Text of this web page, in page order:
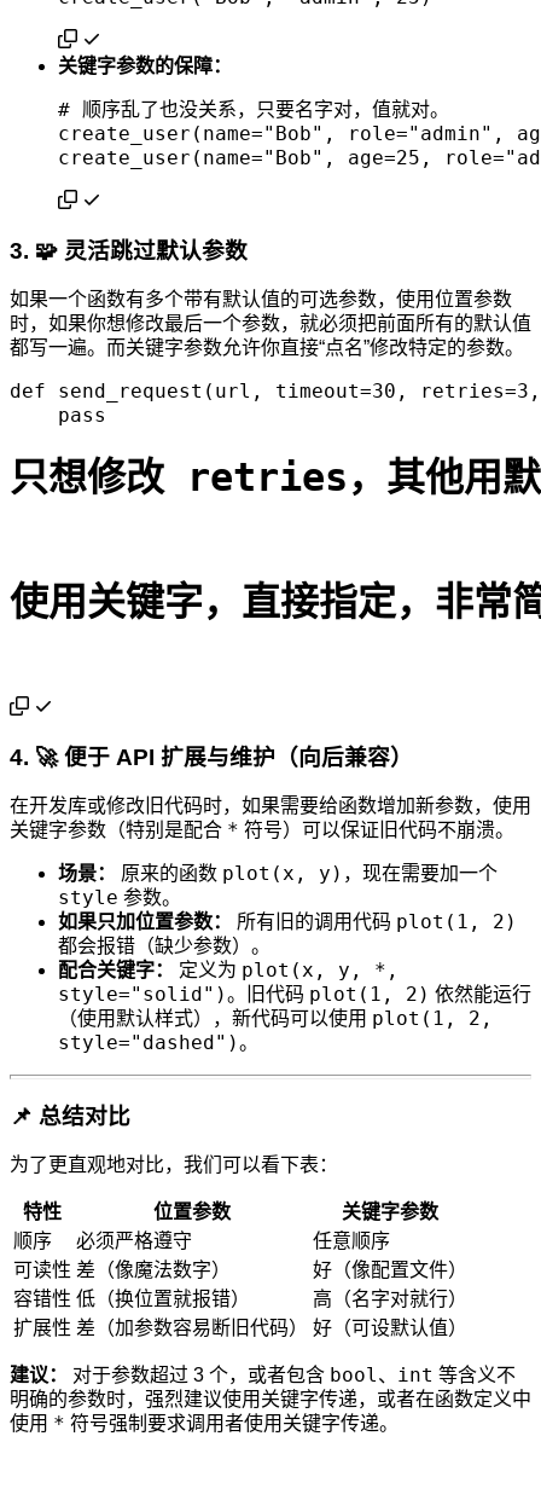
关键字参数的保障：
# 顺序乱了也没关系，只要名字对，值就对。
create_user(name="Bob", role="admin",
3. 🧩 灵活跳过默认参数
如果一个函数有多个带有默认值的可选参数，使用位置参数
时，如果你想修改最后一个参数，就必须把前面所有的默认值
都写一遍。而关键字参数允许你直接“点名”修改特定的参数。
def send_request(url, timeout=30, retries=3,
只想修改 retries，其他用
使用关键字，直接指定，非
4. 🚀 便于 API 扩展与维护（向后兼容）
在开发库或修改旧代码时，如果需要给函数增加新参数，使用
关键字参数（特别是配合 * 符号）可以保证旧代码不崩溃。
场景： 原来的函数 plot(x, y) ，现在需要加一个
style 参数。
如果只加位置参数：
所有旧的调用代码 plot(1, 2)
都会报错（缺少参数）。
配合关键字：
定义为 plot(x, y, *,
style="solid")。旧代码 plot(1, 2) 依然能运行
（使用默认样式），新代码可以使用 plot(1, 2,
style="dashed")。
📌 总结对比
为了更直观地对比，我们可以看下表：
特性 位置参数
关键字参数
顺序
必须严格遵守
任意顺序
可读性 差（像魔法数字）
好（像配置文件）
容错性 低（换位置就报错）
高（名字对就行）
扩展性 差（加参数容易断旧代码） 好（可设默认值）
建议： 对于参数超过 3 个，或者包含 bool 、 int 等含义不
明确的参数时，强烈建议使用关键字传递，或者在函数定义中
使用 * 符号强制要求调用者使用关键字传递。